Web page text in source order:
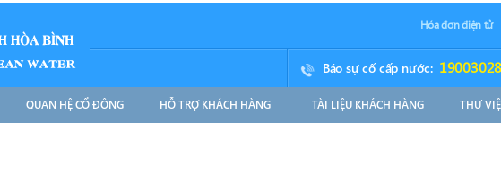
Hóa đơn điện tử
QUAN HỆ CỔ ĐÔNG HỖ TRỢ KHÁCH HÀNG TÀI LIỆU KHÁCH HÀNG THƯ
Báo sự cố cấp nước: 19003028